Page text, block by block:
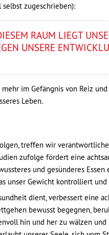
zugeschrieben):
RAUM LIEGT
UNSERE
im Gefängnis von Reiz
Leben.
treffen wir
zufolge fördert eine
und gesünderes
unser Gewicht kontrolliert
dient, verbessert eine
bewusst begegnen,
hin und her zu wälzen und